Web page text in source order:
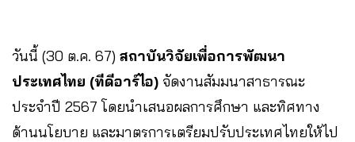
วันนี้ (30 ต.ค. 67) สถาบันวิจัยเพื่อการพัฒนา
ประเทศไทย (ทีดีอาร์ไอ) จัดงานสัมมนาสาธารณะ
ประจำปี 2567 โดยนำเสนอผลการศึกษา และทิศทาง
ด้านนโยบาย และมาตรการเตรียมปรับประเทศไทยให้ไป